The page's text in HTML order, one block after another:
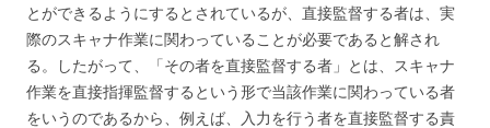
とができるようにするとされているが、直接監督する者は、実
際のスキャナ作業に関わっていることが必要であると解され
る。したがって、「その者を直接監督する者」とは、スキャナ
作業を直接指揮監督するという形で当該作業に関わっている者
をいうのであるから、例えば、入力を行う者を直接監督する責